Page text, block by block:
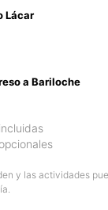
Lácar
a Bariloche
y las actividades